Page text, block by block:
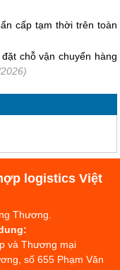
cấp tạm thời trên toàn
chỗ vận chuyển hàng
logistics Việt
Thương.
và Thương mại
số 655 Phạm Văn